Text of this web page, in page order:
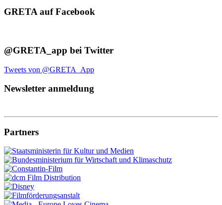
GRETA auf Facebook
@GRETA_app bei Twitter
Tweets von @GRETA_App
Newsletter anmeldung
Partners